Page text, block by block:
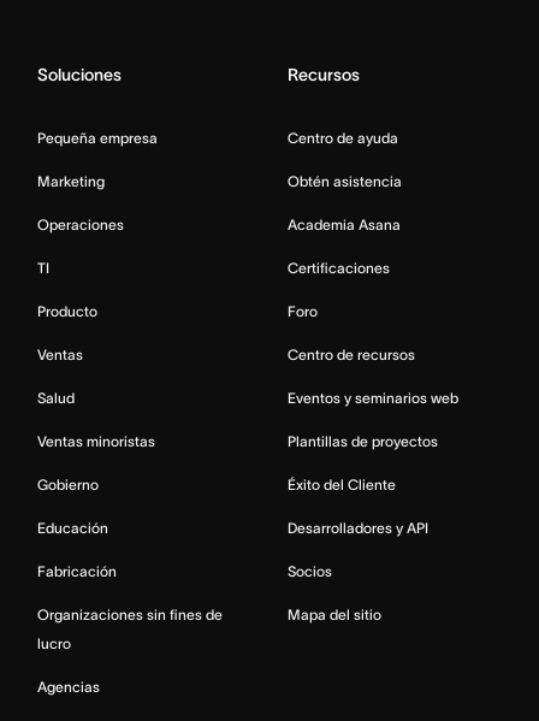
Soluciones
Pequeña empresa
Marketing
Operaciones
TI
Producto
Ventas
Salud
Ventas minoristas
Gobierno
Educación
Fabricación
Organizaciones sin fines de
lucro
Agencias
Recursos
Centro de ayuda
Obtén asistencia
Academia Asana
Certificaciones
Foro
Centro de recursos
Eventos y seminarios web
Plantillas de proyectos
Éxito del Cliente
Desarrolladores y API
Socios
Mapa del sitio